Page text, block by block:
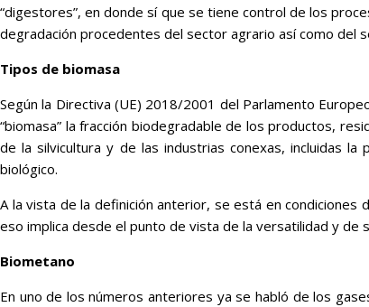
“digestores”, en donde sí que se tiene control de los
degradación procedentes del sector agrario así como del
Tipos de biomasa
Según la Directiva (UE) 2018/2001 del Parlamento
“biomasa” la fracción biodegradable de los productos,
de la silvicultura y de las industrias conexas, incluidas
biológico.
A la vista de la definición anterior, se está en
eso implica desde el punto de vista de la versatilidad y de
Biometano
En uno de los números anteriores ya se habló de los